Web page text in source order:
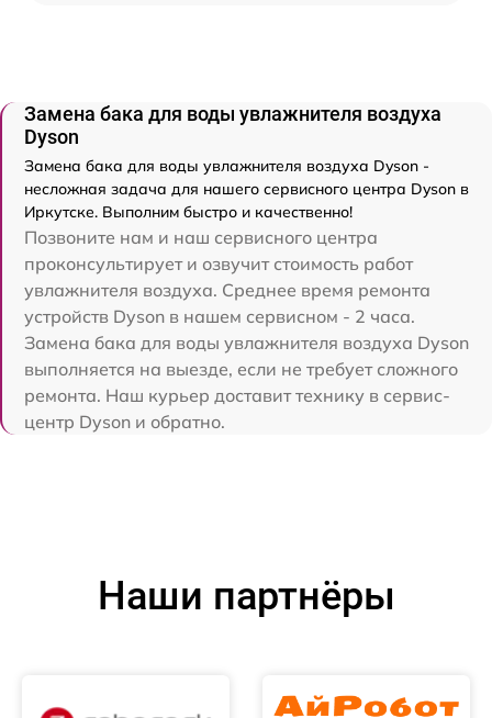
Замена бака для воды увлажнителя воздуха
Dyson
Замена бака для воды увлажнителя воздуха Dyson -
несложная задача для нашего сервисного центра Dyson в
Иркутске. Выполним быстро и качественно!
Позвоните нам и наш сервисного центра
проконсультирует и озвучит стоимость работ
увлажнителя воздуха. Среднее время ремонта
устройств Dyson в нашем сервисном - 2 часа.
Замена бака для воды увлажнителя воздуха Dyson
выполняется на выезде, если не требует сложного
ремонта. Наш курьер доставит технику в сервис-
центр Dyson и обратно.
Наши партнёры